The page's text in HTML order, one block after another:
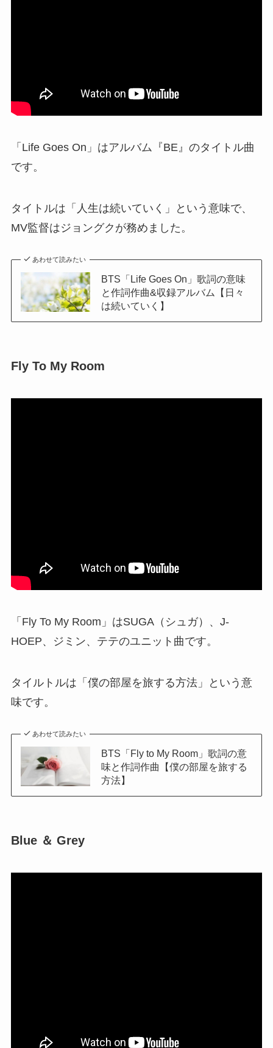
「Life Goes On」はアルバム『BE』のタイトル曲
です。
タイトルは「人生は続いていく」という意味で、
MV監督はジョングクが務めました。
あわせて読みたい
BTS「Life Goes On」歌詞の意味
と作詞作曲&収録アルバム【日々
は続いていく】
Fly To My Room
「Fly To My Room」はSUGA（シュガ）、J-
HOEP、ジミン、テテのユニット曲です。
タイルトルは「僕の部屋を旅する方法」という意
味です。
あわせて読みたい
BTS「Fly to My Room」歌詞の意
味と作詞作曲【僕の部屋を旅する
方法】
Blue ＆ Grey